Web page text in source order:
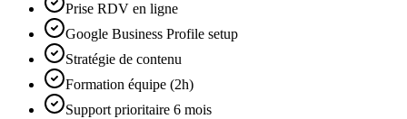
Prise RDV en ligne
Google Business Profile setup
Stratégie de contenu
Formation équipe (2h)
Support prioritaire 6 mois